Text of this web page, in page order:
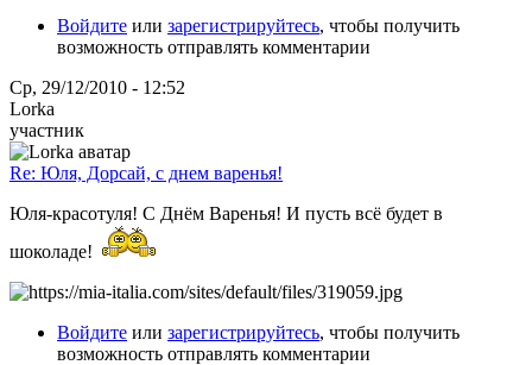
Войдите или зарегистрируйтесь, чтобы получить
возможность отправлять комментарии
Ср, 29/12/2010 - 12:52
Lorka
участник
Re: Юля, Дорсай, с днем варенья!
Юля-красотуля! С Днём Варенья! И пусть всё будет в
шоколаде!
Войдите или зарегистрируйтесь, чтобы получить
возможность отправлять комментарии